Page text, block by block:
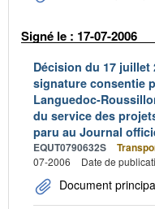
Signé le : 17-07-2006
Décision du 17
signature consentie
Languedoc-
du service des
paru au Journal
EQUT0790632S
07-2006
Date de
Document